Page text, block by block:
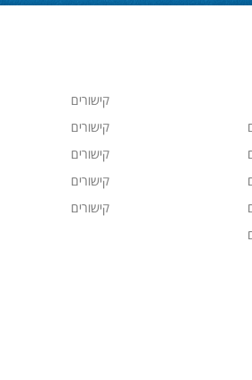
קישורים
קישורים
קישורים
קישורים
קישורים